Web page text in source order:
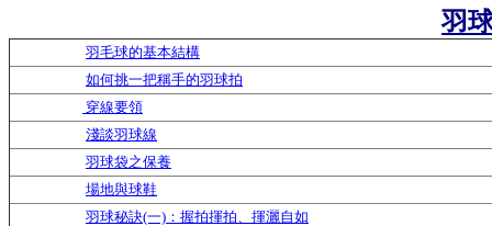
羽
羽毛球的基本結構
如何挑一把稱手的羽球拍
穿線要領
淺談羽球線
羽球袋之保養
場地與球鞋
羽球秘訣(一)：握拍揮拍、揮灑自如